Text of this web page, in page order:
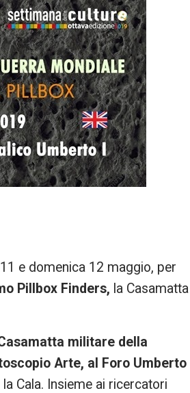
e domenica 12 maggio, per
Pillbox Finders, la Casamatta
militare della
Arte, al Foro Umberto
Cala. Insieme ai ricercatori